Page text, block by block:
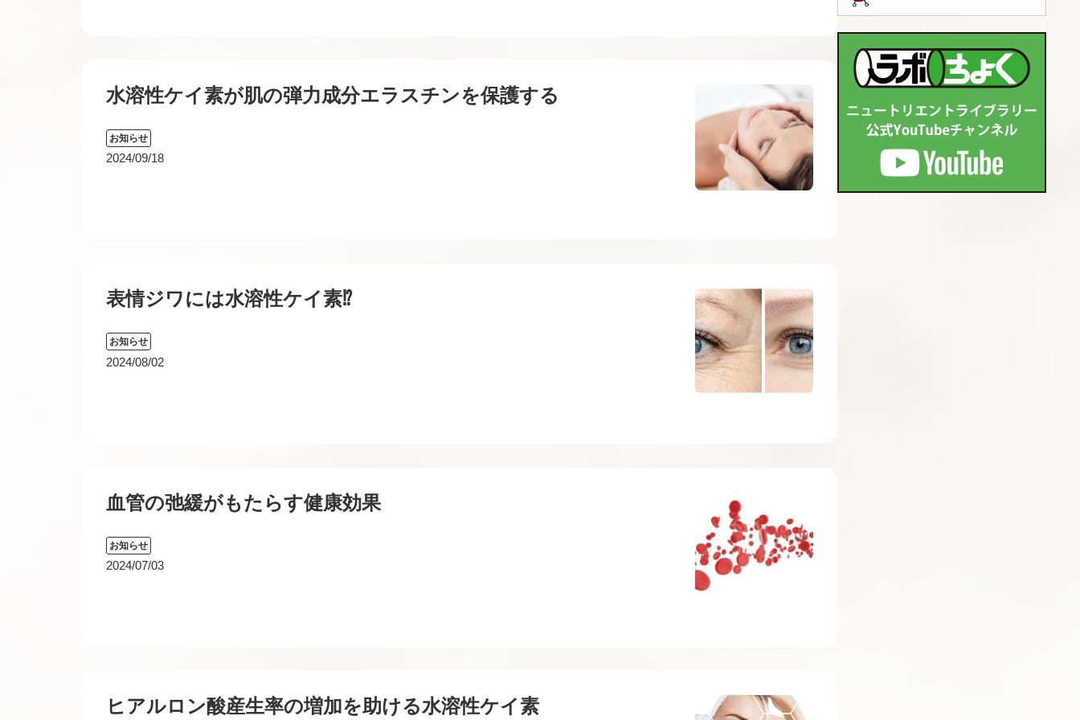
水溶性ケイ素が肌の弾力成分エラスチンを保護する
お知らせ
2024/09/18
表情ジワには水溶性ケイ素⁉
お知らせ
2024/08/02
血管の弛緩がもたらす健康効果
お知らせ
2024/07/03
ヒアルロン酸産生率の増加を助ける水溶性ケイ素